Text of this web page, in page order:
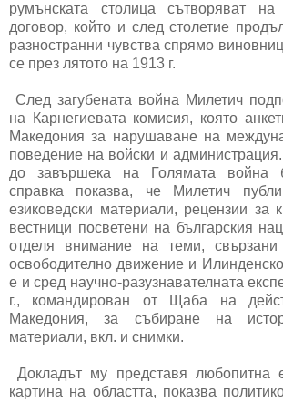
румънската столица сътворяват
договор, който и след столетие
разностранни чувства спрямо
се през лятото на 1913 г.
След загубената война Милетич
на Карнегиевата комисия, която
Македония за нарушаване на
поведение на войски и
до завършека на Голямата война
справка показва, че Милетич
езиковедски материали, рецензии за
вестници посветени на българския
отделя внимание на теми, свързани
освободително движение и
е и сред научно-разузнавателната
г., командирован от Щаба на
Македония, за събиране на
материали, вкл. и снимки.
Докладът му представя любопитна
картина на областта, показва